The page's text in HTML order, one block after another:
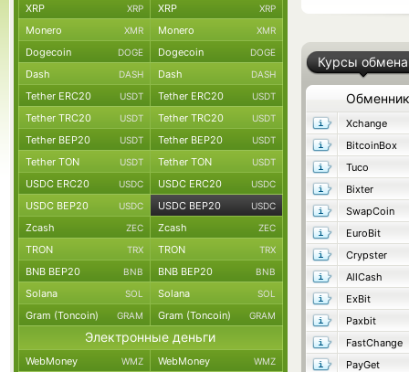
Курсы обмена
Обменник
Xchange
BitcoinBox
Tuco
Bixter
SwapCoin
EuroBit
Crypster
AllCash
ExBit
Paxbit
FastChange
PayGet
XRP XRP XRP XRP
Monero XMR Monero XMR
Dogecoin DOGE Dogecoin DOGE
Dash DASH Dash DASH
Tether ERC20 USDT Tether ERC20 USDT
Tether TRC20 USDT Tether TRC20 USDT
Tether BEP20 USDT Tether BEP20 USDT
Tether TON USDT Tether TON USDT
USDC ERC20 USDC USDC ERC20 USDC
USDC BEP20 USDC USDC BEP20 USDC
Zcash ZEC Zcash ZEC
TRON TRX TRON TRX
BNB BEP20 BNB BNB BEP20 BNB
Solana SOL Solana SOL
Gram (Toncoin) GRAM Gram (Toncoin) GRAM
Электронные деньги
WebMoney WMZ WebMoney WMZ